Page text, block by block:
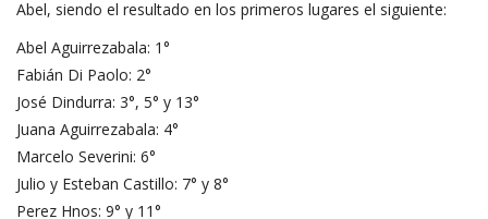
Abel, siendo el resultado en los primeros lugares el siguiente:
Abel Aguirrezabala: 1°
Fabián Di Paolo: 2°
José Dindurra: 3°, 5° y 13°
Juana Aguirrezabala: 4°
Marcelo Severini: 6°
Julio y Esteban Castillo: 7° y 8°
Perez Hnos: 9° y 11°